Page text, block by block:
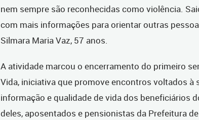
nem sempre são reconhecidas como violência.
com mais informações para orientar outras
Silmara Maria Vaz, 57 anos.
A atividade marcou o encerramento do primeiro
Vida, iniciativa que promove encontros voltados à
informação e qualidade de vida dos beneficiários
deles, aposentados e pensionistas da Prefeitura